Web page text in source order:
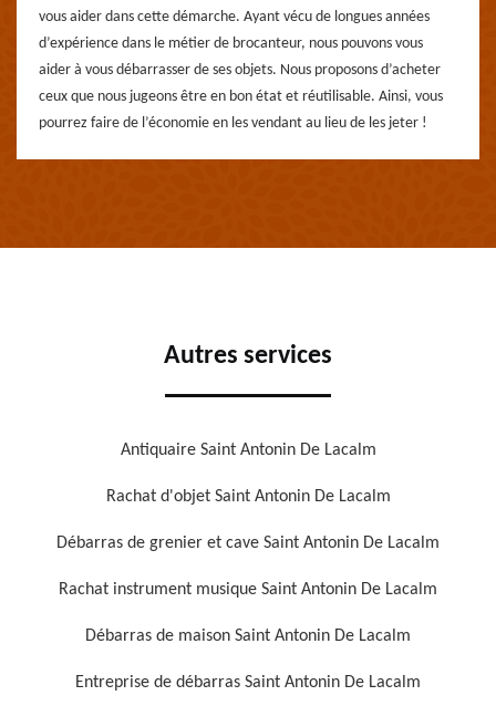
vous aider dans cette démarche. Ayant vécu de longues années
d’expérience dans le métier de brocanteur, nous pouvons vous
aider à vous débarrasser de ses objets. Nous proposons d’acheter
ceux que nous jugeons être en bon état et réutilisable. Ainsi, vous
pourrez faire de l’économie en les vendant au lieu de les jeter !
Autres services
Antiquaire Saint Antonin De Lacalm
Rachat d'objet Saint Antonin De Lacalm
Débarras de grenier et cave Saint Antonin De Lacalm
Rachat instrument musique Saint Antonin De Lacalm
Débarras de maison Saint Antonin De Lacalm
Entreprise de débarras Saint Antonin De Lacalm